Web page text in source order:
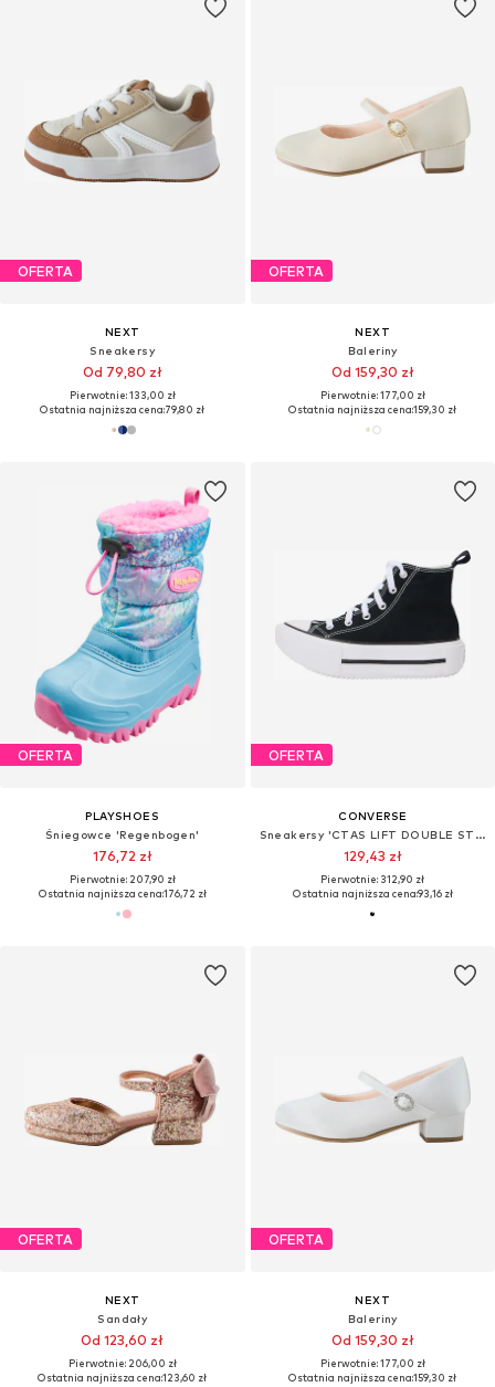
OFERTA
NEXT
Sneakersy
Od 79,80 zł
Pierwotnie: 133,00 zł
Ostatnia najniższa cena:79,80 zł
OFERTA
NEXT
Baleriny
Od 159,30 zł
Pierwotnie: 177,00 zł
Ostatnia najniższa cena:159,30 zł
OFERTA
PLAYSHOES
Śniegowce 'Regenbogen'
176,72 zł
Pierwotnie: 207,90 zł
Ostatnia najniższa cena:176,72 zł
OFERTA
CONVERSE
Sneakersy 'CTAS LIFT DOUBLE STACK'
129,43 zł
Pierwotnie: 312,90 zł
Ostatnia najniższa cena:93,16 zł
OFERTA
NEXT
Sandały
Od 123,60 zł
Pierwotnie: 206,00 zł
Ostatnia najniższa cena:123,60 zł
OFERTA
NEXT
Baleriny
Od 159,30 zł
Pierwotnie: 177,00 zł
Ostatnia najniższa cena:159,30 zł